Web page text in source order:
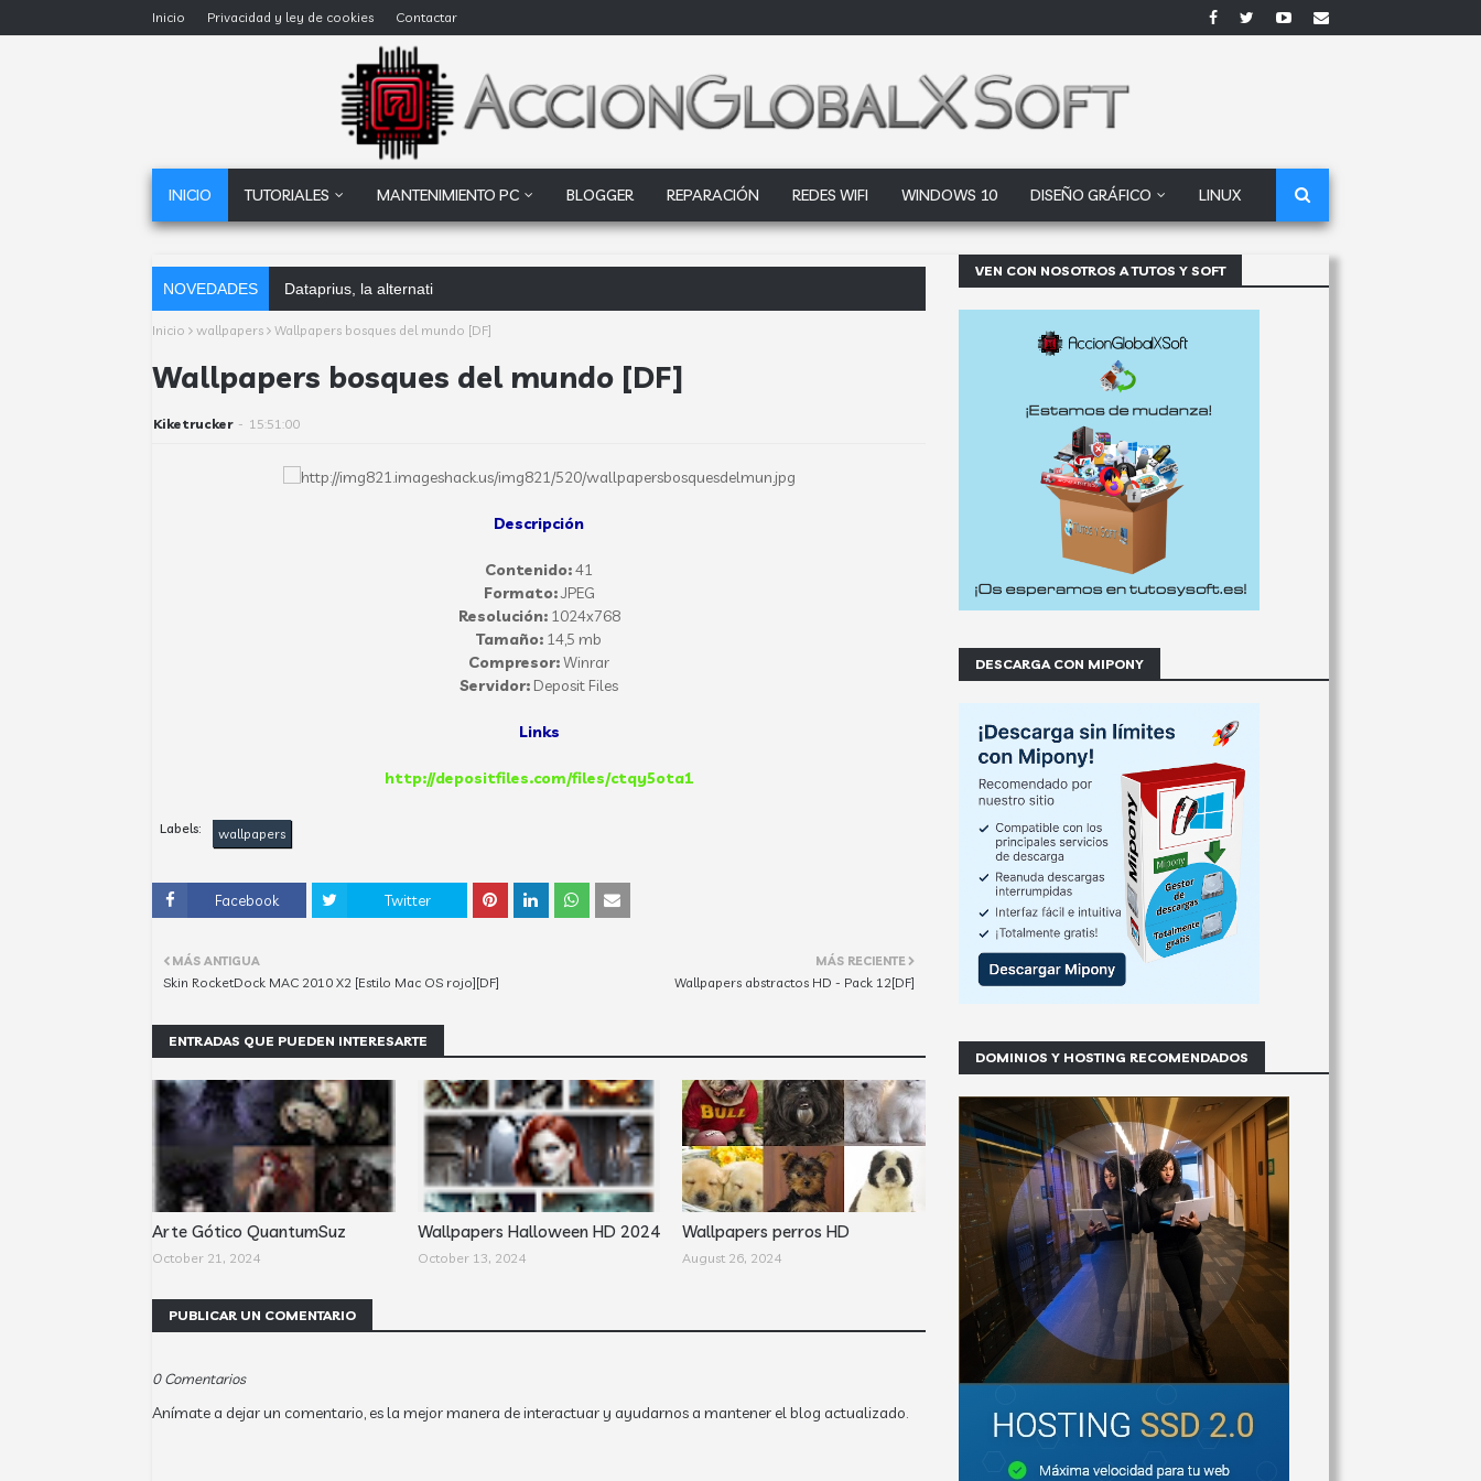
Inicio Privacidad y ley de cookies Contactar
INICIO TUTORIALES MANTENIMIENTO PC BLOGGER REPARACIÓN REDES WIFI WINDOWS 10 DISEÑO GRÁFICO LINUX
NOVEDADES Dataprius, la alternativa a Google Drive y Dropbox que la
Inicio wallpapers Wallpapers bosques del mundo [DF]
Wallpapers bosques del mundo [DF]
Kiketrucker - 15:51:00
Descripción
Contenido:41
Formato:JPEG
Resolución:1024x768
Tamaño: 14,5 mb
Compresor:Winrar
Servidor: Deposit Files
Links
http://depositfiles.com/files/ctqy5ota1
Labels: wallpapers
Facebook Twitter
MÁS RECIENTE
Wallpapers abstractos HD - Pack 12[DF]
MÁS ANTIGUA
Skin RocketDock MAC 2010 X2 [Estilo Mac OS rojo][DF]
ENTRADAS QUE PUEDEN INTERESARTE
Arte Gótico QuantumSuz
October 21, 2024
Wallpapers Halloween HD 2024
October 13, 2024
Wallpapers perros HD
August 26, 2024
PUBLICAR UN COMENTARIO
0 Comentarios
Anímate a dejar un comentario, es la mejor manera de interactuar y ayudarnos a mantener el blog actualizado.
VEN CON NOSOTROS A TUTOS Y SOFT
DESCARGA CON MIPONY
DOMINIOS Y HOSTING RECOMENDADOS